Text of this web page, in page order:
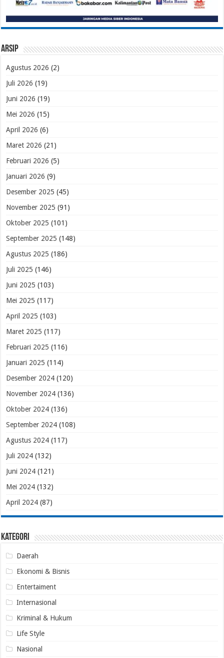
Arsip
Agustus 2026 (2)
Juli 2026 (19)
Juni 2026 (19)
Mei 2026 (15)
April 2026 (6)
Maret 2026 (21)
Februari 2026 (5)
Januari 2026 (9)
Desember 2025 (45)
November 2025 (91)
Oktober 2025 (101)
September 2025 (148)
Agustus 2025 (186)
Juli 2025 (146)
Juni 2025 (103)
Mei 2025 (117)
April 2025 (103)
Maret 2025 (117)
Februari 2025 (116)
Januari 2025 (114)
Desember 2024 (120)
November 2024 (136)
Oktober 2024 (136)
September 2024 (108)
Agustus 2024 (117)
Juli 2024 (132)
Juni 2024 (121)
Mei 2024 (132)
April 2024 (87)
Kategori
Daerah
Ekonomi & Bisnis
Entertaiment
Internasional
Kriminal & Hukum
Life Style
Nasional